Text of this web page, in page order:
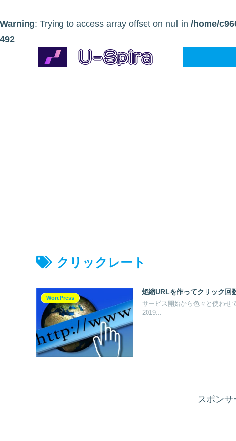
Warning: Trying to access array offset on null in /home/
492
クリックレート
WordPress
短縮URLを作ってクリック回
サービス開始から色々と使わせ
2019...
スポンサ